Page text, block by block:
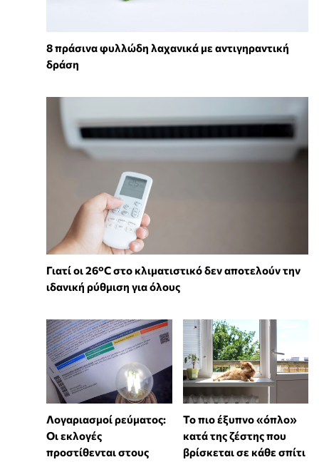
8 πράσινα φυλλώδη λαχανικά με αντιγηραντική
δράση
Γιατί οι 26°C στο κλιματιστικό δεν αποτελούν την
ιδανική ρύθμιση για όλους
Λογαριασμοί ρεύματος:
Οι εκλογές
προστίθενται στους
To πιο έξυπνο «όπλο»
κατά της ζέστης που
βρίσκεται σε κάθε σπίτι